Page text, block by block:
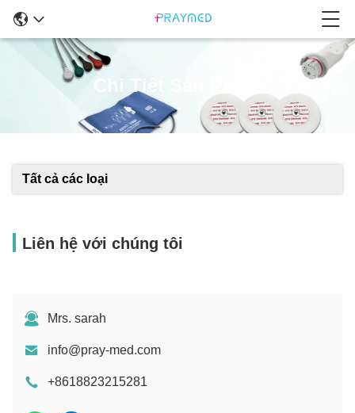
Chi Tiết Sản Phẩm
Tất cả các loại
Liên hệ với chúng tôi
Mrs. sarah
info@pray-med.com
+8618823215281